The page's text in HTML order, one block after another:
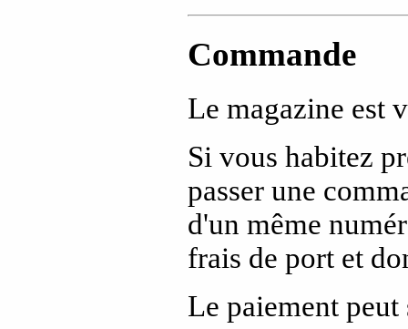
Commande
Le magazine est
Si vous habitez
passer une
d'un même
frais de port et
Le paiement